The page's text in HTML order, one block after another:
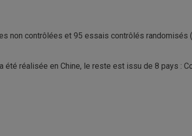
non contrôlées et 95 essais contrôlés randomisés
réalisée en Chine, le reste est issu de 8 pays :